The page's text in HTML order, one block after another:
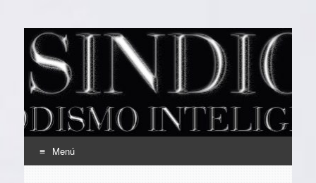
EL SINDICAL
Periodismo Inteligente
Menú